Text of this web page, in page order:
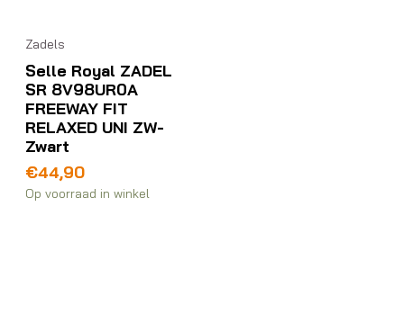
Zadels
Selle Royal ZADEL
SR 8V98UR0A
FREEWAY FIT
RELAXED UNI ZW-
Zwart
€44,90
Op voorraad in winkel